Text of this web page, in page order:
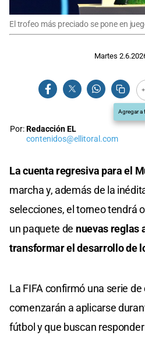
El trofeo más preciado se pone en
Martes
Agregar a
Por:Redacción EL
contenidos@ellitoral.com
La cuenta regresiva para el
marcha y, además de la
selecciones, el torneo tendrá
un paquete de nuevas reglas
transformar el desarrollo de
La FIFA confirmó una serie
comenzarán a aplicarse
fútbol y que buscan